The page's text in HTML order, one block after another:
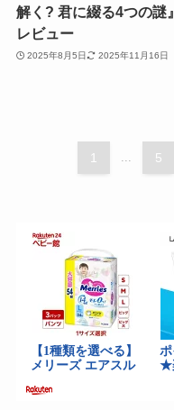
解く? 君に綴る4つの謎』
レビュー
2025年8月5日 2025年11月16日
1 5